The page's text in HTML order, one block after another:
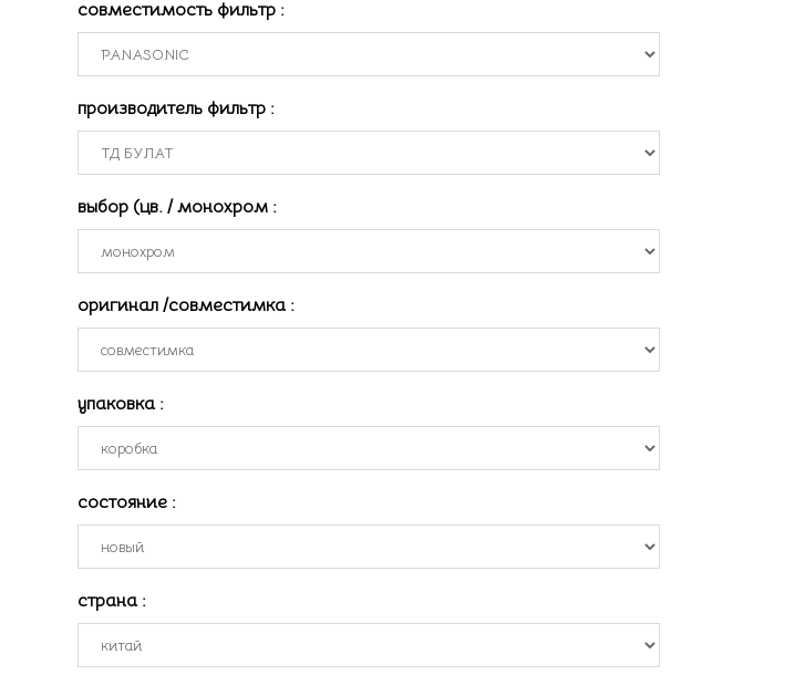
совместимость фильтр :
производитель фильтр :
выбор (цв. / монохром :
оригинал /совместимка :
упаковка :
состояние :
страна :